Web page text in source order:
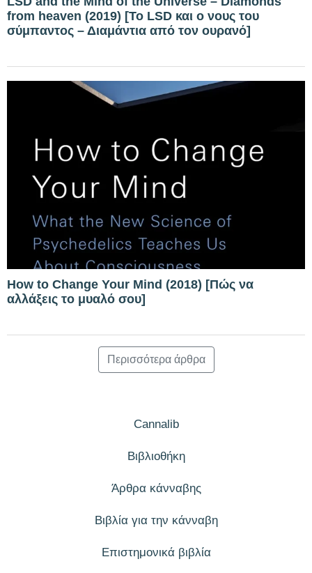
from heaven (2019) [Το LSD και ο νους του
σύμπαντος – Διαμάντια από τον ουρανό]
How to Change Your Mind (2018) [Πώς να
αλλάξεις το μυαλό σου]
Περισσότερα άρθρα
Cannalib
Βιβλιοθήκη
Άρθρα κάνναβης
Βιβλία για την κάνναβη
Επιστημονικά βιβλία